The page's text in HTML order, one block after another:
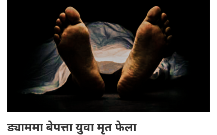
ड्याममा बेपत्ता युवा मृत फेला